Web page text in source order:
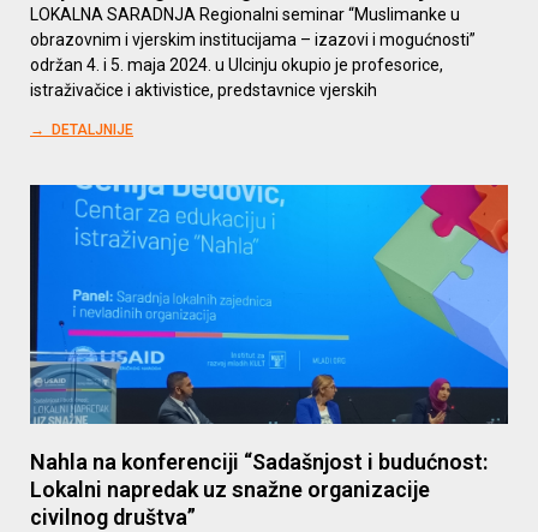
LOKALNA SARADNJA Regionalni seminar “Muslimanke u
obrazovnim i vjerskim institucijama – izazovi i mogućnosti”
održan 4. i 5. maja 2024. u Ulcinju okupio je profesorice,
istraživačice i aktivistice, predstavnice vjerskih
→ DETALJNIJE
Nahla na konferenciji “Sadašnjost i budućnost:
Lokalni napredak uz snažne organizacije
civilnog društva”